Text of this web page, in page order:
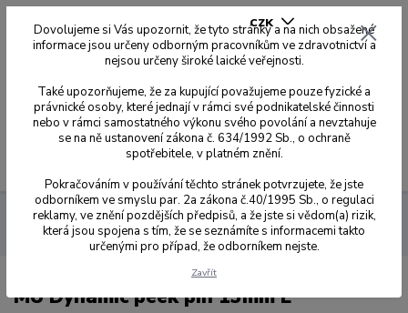
CZK
0,00 Kč
Multi-Unit DAS System Komponenty DAS Multi-Unit
MU
Dynamic peek pin 13mm E
MU Dynamic peek pin 13mm E
Dovolujeme si Vás upozornit, že tyto stránky a na nich obsažené
informace jsou určeny odborným pracovníkům ve zdravotnictví a
nejsou určeny široké laické veřejnosti.
Také upozorňujeme, že za kupující považujeme pouze fyzické a
právnické osoby, které jednají v rámci své podnikatelské činnosti
nebo v rámci samostatného výkonu svého povolání a nevztahuje
se na ně ustanovení zákona č. 634/1992 Sb., o ochraně
spotřebitele, v platném znění.
Pokračováním v používání těchto stránek potvrzujete, že jste
odborníkem ve smyslu par. 2a zákona č.40/1995 Sb., o regulaci
reklamy, ve znění pozdějších předpisů, a že jste si vědom(a) rizik,
která jsou spojena s tím, že se seznámíte s informacemi takto
určenými pro případ, že odborníkem nejste.
Zavřít